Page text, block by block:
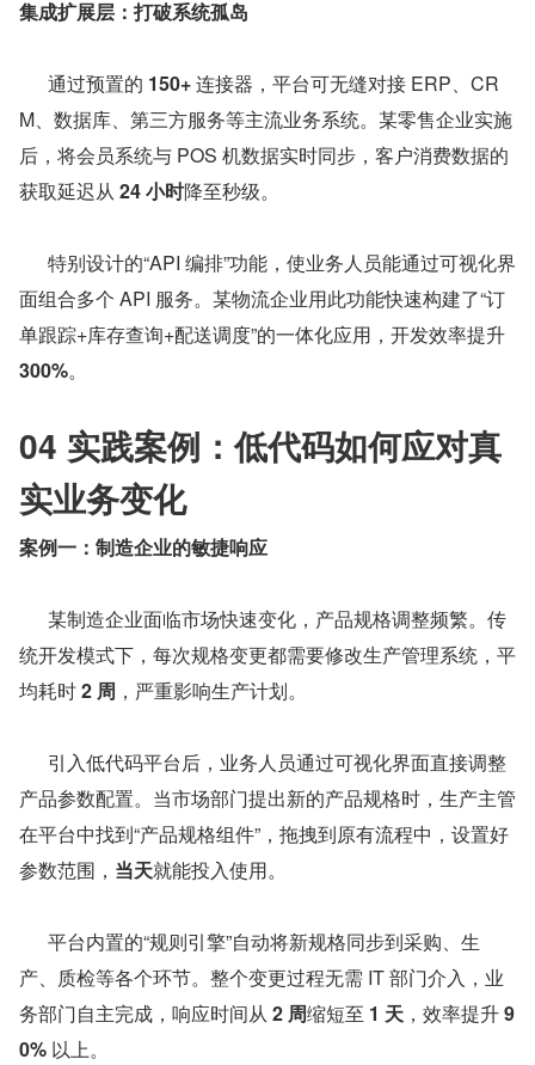
集成扩展层：打破系统孤岛
      通过预置的
150+ 连接器，平台可无缝对接 ERP、CR
M、数据库、第三方服务等主流业务系统。某零售企业实施
后，将会员系统与 POS 机数据实时同步，客户消费数据的
获取延迟从 24 小时降至秒级。
面组合多个 API 服务。某物流企业用此功能快速构建了“订
300%。
04 实践案例：低代码如何应对真
实业务变化
案例一：制造企业的敏捷响应
统开发模式下，每次规格变更都需要修改生产管理系统，平
均耗时 2 周 ，严重影响生产计划。
产品参数配置。当市场部门提出新的产品规格时，生产主管
在平台中找到“产品规格组件”，拖拽到原有流程中，设置好
参数范围， 当天就能投入使用。
产、质检等各个环节。整个变更过程无需 IT 部门介入，业
务部门自主完成，响应时间从 2 周缩短至 1 天 ，效率提升 9
0% 以上。